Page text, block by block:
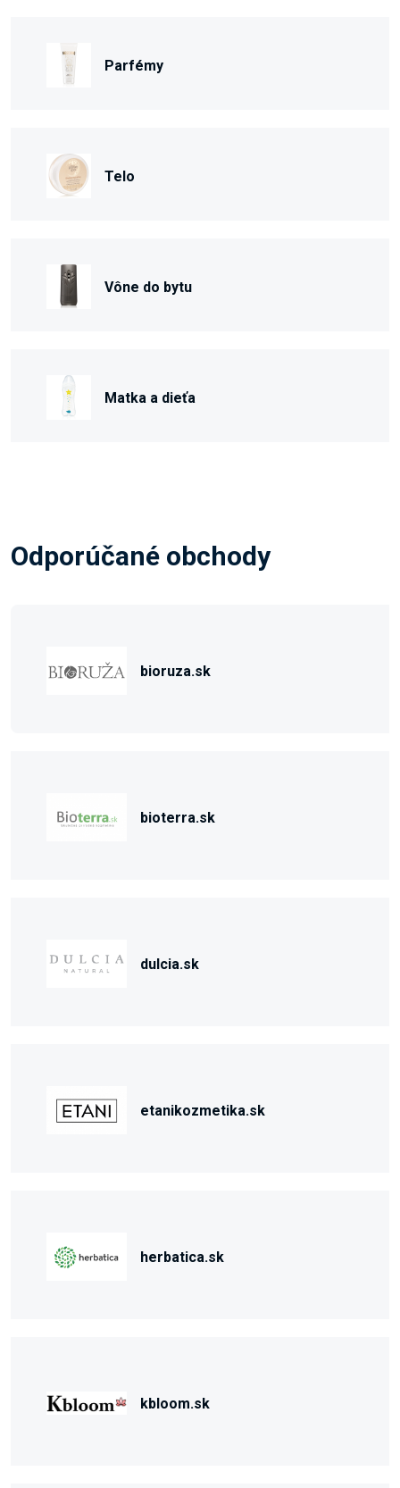
Parfémy
Telo
Vône do bytu
Matka a dieťa
Odporúčané obchody
bioruza.sk
bioterra.sk
dulcia.sk
etanikozmetika.sk
herbatica.sk
kbloom.sk